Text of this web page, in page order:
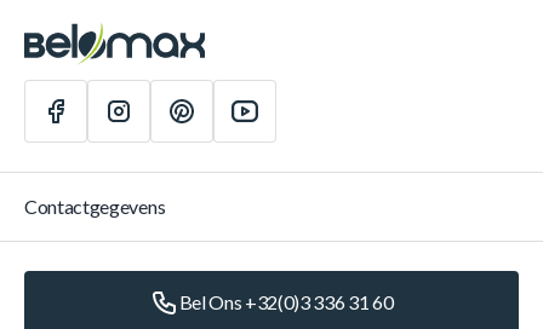
Contactgegevens
Bel Ons +32(0)3 336 31 60